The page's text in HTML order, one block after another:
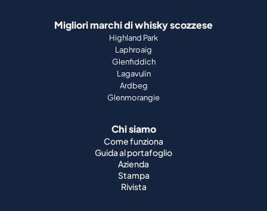
Migliori marchi di whisky scozzese
Highland Park
Laphroaig
Glenfiddich
Lagavulin
Ardbeg
Glenmorangie
Chi siamo
Come funziona
Guida al portafoglio
Azienda
Stampa
Rivista